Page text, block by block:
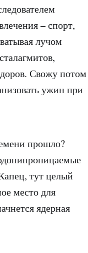
– спорт,
лучом
Свожу потом
ужин при
прошло?
тут целый
место для
ядерная